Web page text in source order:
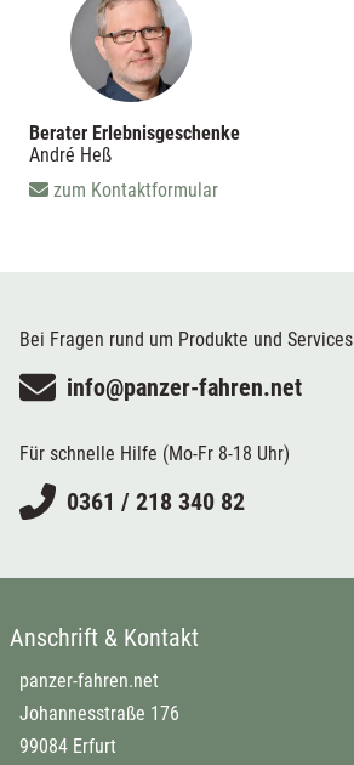
Berater Erlebnisgeschenke
André Heß
zum Kontaktformular
Bei Fragen rund um Produkte und Services
info@panzer-fahren.net
Für schnelle Hilfe (Mo-Fr 8-18 Uhr)
0361 / 218 340 82
Anschrift & Kontakt
panzer-fahren.net
Johannesstraße 176
99084 Erfurt